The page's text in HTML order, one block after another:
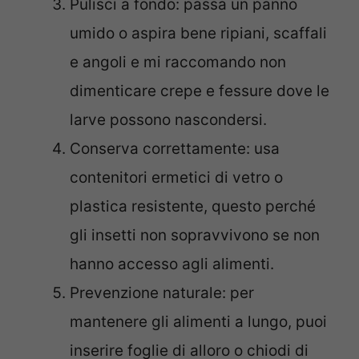
Pulisci a fondo: passa un panno
umido o aspira bene ripiani, scaffali
e angoli e mi raccomando non
dimenticare crepe e fessure dove le
larve possono nascondersi.
Conserva correttamente: usa
contenitori ermetici di vetro o
plastica resistente, questo perché
gli insetti non sopravvivono se non
hanno accesso agli alimenti.
Prevenzione naturale: per
mantenere gli alimenti a lungo, puoi
inserire foglie di alloro o chiodi di